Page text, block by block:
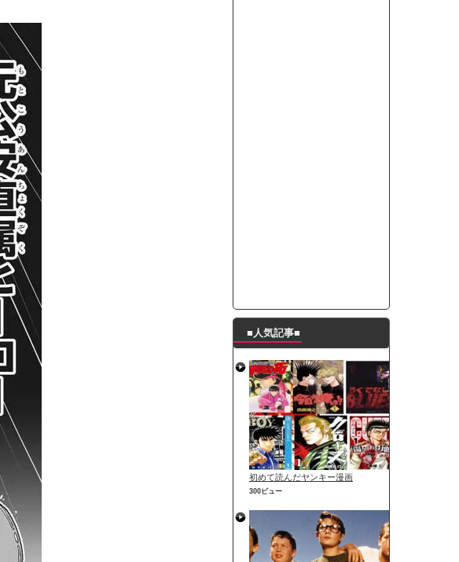
前らビッグマックって本当に美味しいと思うか？」
好してるちょちょたんの破壊力が半端ない【梅咲遥】
イ、新しいランニングシューズを手に入れる
「PMC Vol.29 新生ベビメタ表紙」
ショー「視聴率5.2％！」テレビ朝日「ひたすら自民批判！」...
にバレて「愛人になれ」と脅された。辞めたら1週間もしないう...
谷のホームレス対策、とんでもない領域へｗｗｗｗｗｗ
島海荷、警視庁前で接触事故
きなB'zの曲ランキングが酷すぎるｗｗｗｗｗ
相互RSS
■人気記事■
初めて読んだヤンキー漫画
300ビュー